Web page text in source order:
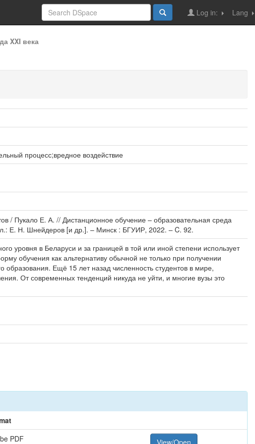
Lang
Log in:
XXI века
процесс;вредное воздействие
/ Пукало Е. А. // Дистанционное обучение – образовательная среда
Е. Н. Шнейдеров [и др.]. – Минск : БГУИР, 2022. – C. 92.
уровня в Беларуси и за границей в той или иной степени использует
обучения как альтернативу обычной не только при получении
Ещё 15 лет назад численность студентов в мире,
От современных тенденций никуда не уйти, и многие вузы это
PDF View/Open